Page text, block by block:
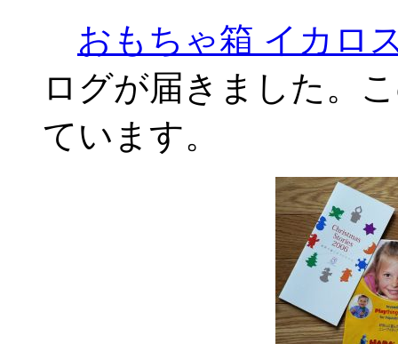
おもちゃ箱 イカロ
ログが届きました。
ています。